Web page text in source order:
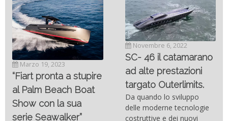
Marzo 19, 2023
“Fiart pronta a stupire
al Palm Beach Boat
Show con la sua
serie Seawalker”
Novembre 6, 2022
SC- 46 il catamarano
ad alte prestazioni
targato Outerlimits.
Da quando lo sviluppo
delle moderne tecnologie
costruttive e dei nuovi